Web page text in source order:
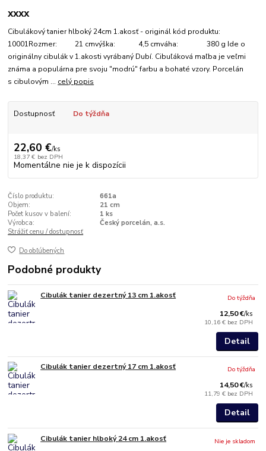
xxxx
Cibulákový tanier hlboký 24cm 1.akosť - originál kód produktu:
10001Rozmer: 21 cmvýška: 4,5 cmváha: 380 g Ide o
originálny cibulák v 1.akosti vyrábaný Dubí. Cibuľáková maľba je veľmi
známa a populárna pre svoju "modrú" farbu a bohaté vzory. Porcelán
s cibulovým ... celý popis
Dostupnosť Do týždňa
22,60 €/ks
18,37 € bez DPH
Momentálne nie je k dispozícii
Číslo produktu:
661a
Objem:
21 cm
Počet kusov v balení:
1 ks
Výrobca:
Český porcelán, a.s.
Strážiť cenu / dostupnosť
Do obľúbených
Podobné produkty
Cibulák tanier dezertný 13 cm 1.akosť
12,50 €/ks
10,16 € bez DPH
Do týždňa
Detail
Cibulák tanier dezertný 17 cm 1.akosť
14,50 €/ks
11,79 € bez DPH
Do týždňa
Detail
Cibulák tanier hlboký 24 cm 1.akosť
Nie je skladom